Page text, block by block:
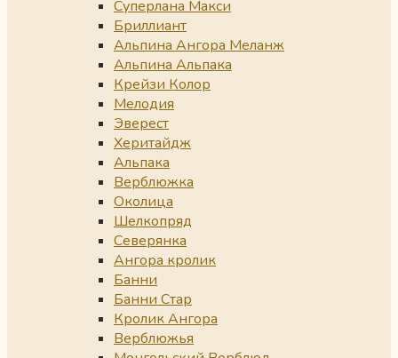
Суперлана Макси
Бриллиант
Альпина Ангора Меланж
Альпина Альпака
Крейзи Колор
Мелодия
Эверест
Херитайдж
Альпака
Верблюжка
Околица
Шелкопряд
Северянка
Ангора кролик
Банни
Банни Стар
Кролик Ангора
Верблюжья